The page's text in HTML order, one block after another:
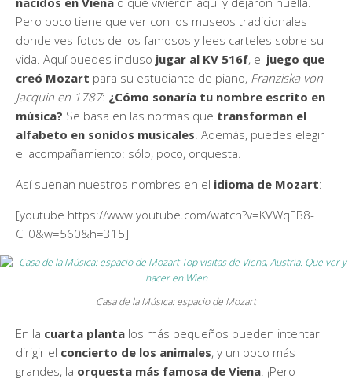
Pero poco tiene que ver con los museos tradicionales
donde ves fotos de los famosos y lees carteles sobre su
vida. Aquí puedes incluso jugar al KV 516f, el juego que
creó Mozart para su estudiante de piano, Franziska von
Jacquin en 1787: ¿Cómo sonaría tu nombre escrito en
música? Se basa en las normas que transforman el
alfabeto en sonidos musicales . Además, puedes elegir
el acompañamiento: sólo, poco, orquesta.
Así suenan nuestros nombres en el idioma de Mozart:
[youtube https://www.youtube.com/watch?v=KVWqEB8-
CF0&w=560&h=315]
Casa de la Música: espacio de Mozart
En la cuarta planta los más pequeños pueden intentar
dirigir el concierto de los animales, y un poco más
grandes, la orquesta más famosa de Viena. ¡Pero